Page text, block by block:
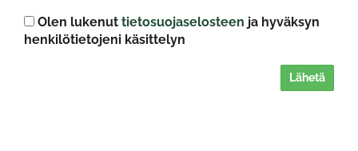
Olen lukenut tietosuojaselosteen ja hyväksyn
henkilötietojeni käsittelyn
Lähetä